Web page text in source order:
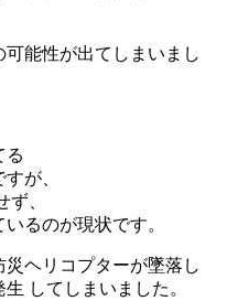
能性が出てしまいまし
る
が、
、
るのが現状です。
ヘリコプターが墜落し
してしまいました。